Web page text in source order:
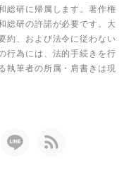
総研に帰属します。著作権
総研の許諾が必要です。大
約、および法令に従わない
行為には、法的手続きを行
執筆者の所属・肩書きは現